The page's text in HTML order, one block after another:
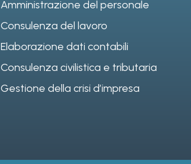
Amministrazione del personale
Consulenza del lavoro
Elaborazione dati contabili
Consulenza civilistica e tributaria
Gestione della crisi d’impresa